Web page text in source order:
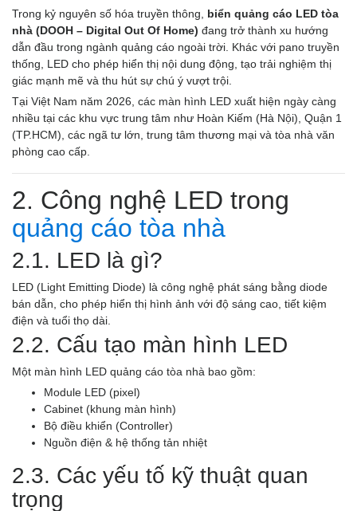
Trong kỷ nguyên số hóa truyền thông, biển quảng cáo LED tòa
nhà (DOOH – Digital Out Of Home) đang trở thành xu hướng
dẫn đầu trong ngành quảng cáo ngoài trời. Khác với pano truyền
thống, LED cho phép hiển thị nội dung động, tạo trải nghiệm thị
giác mạnh mẽ và thu hút sự chú ý vượt trội.
Tại Việt Nam năm 2026, các màn hình LED xuất hiện ngày càng
nhiều tại các khu vực trung tâm như Hoàn Kiếm (Hà Nội), Quận 1
(TP.HCM), các ngã tư lớn, trung tâm thương mại và tòa nhà văn
phòng cao cấp.
2. Công nghệ LED trong
quảng cáo tòa nhà
2.1. LED là gì?
LED (Light Emitting Diode) là công nghệ phát sáng bằng diode
bán dẫn, cho phép hiển thị hình ảnh với độ sáng cao, tiết kiệm
điện và tuổi thọ dài.
2.2. Cấu tạo màn hình LED
Một màn hình LED quảng cáo tòa nhà bao gồm:
Module LED (pixel)
Cabinet (khung màn hình)
Bộ điều khiển (Controller)
Nguồn điện & hệ thống tản nhiệt
2.3. Các yếu tố kỹ thuật quan
trọng